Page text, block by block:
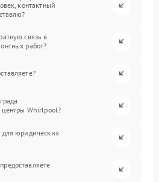
контактный
связь в
работ?
центры Whirlpool?
для юридических